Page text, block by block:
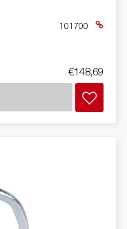
101700
€148,69